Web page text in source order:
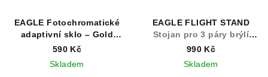
EAGLE Fotochromatické
adaptivní sklo – Gold
Mirror
590 Kč
Skladem
EAGLE FLIGHT STAND
Stojan pro 3 páry brýlí
EAGLE
990 Kč
Skladem